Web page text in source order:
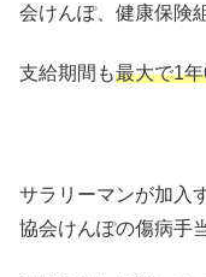
会けんぽ、健康保険
支給期間も最大で1
サラリーマンが加入
協会けんぽの傷病手